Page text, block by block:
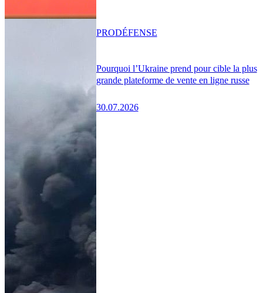
Pourquoi l’Ukraine prend pour cible la plus
grande plateforme de vente en ligne russe
30.07.2026
PRODÉFENSE